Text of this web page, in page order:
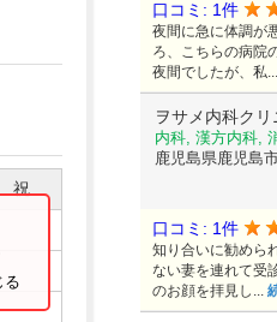
祝
る
口コミ: 1件
夜間に急に体調が
ろ、こちらの病院
夜間でしたが、私...
ヲサメ内科クリ
内科, 漢方内科,
鹿児島県鹿児島
口コミ: 1件
知り合いに勧めら
ない妻を連れて受
のお顔を拝見し...